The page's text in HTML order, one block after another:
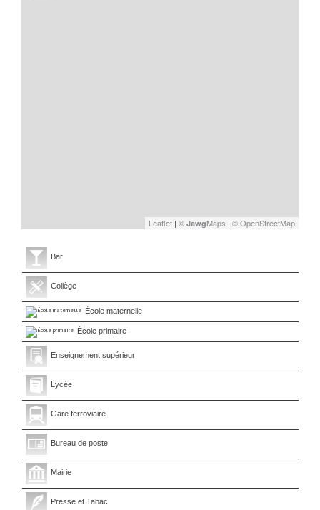
Leaflet | © JawgMaps | © OpenStreetMap
Bar
Collège
École maternelle
École primaire
Enseignement supérieur
Lycée
Gare ferroviaire
Bureau de poste
Mairie
Presse et Tabac